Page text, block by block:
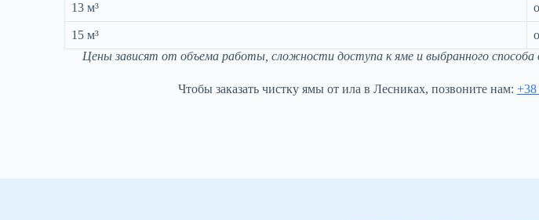
13 м³
15 м³
Цены зависят от объема работы, сложности доступа к яме и выбранного способа
Чтобы заказать чистку ямы от ила в Лесниках, позвоните нам: +38